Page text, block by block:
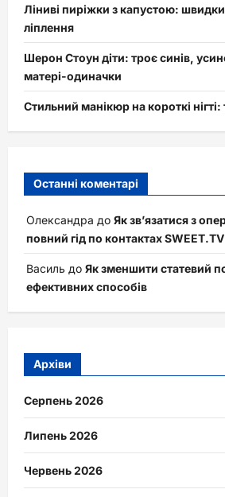
Ліниві пиріжки з капустою:
ліплення
Шерон Стоун діти: троє синів,
матері-одиначки
Стильний манікюр на короткі нігті:
Останні коментарі
Олександра до Як зв’язатися з
повний гід по контактах SWEET.TV
Василь до Як зменшити статевий
ефективних способів
Архіви
Серпень 2026
Липень 2026
Червень 2026